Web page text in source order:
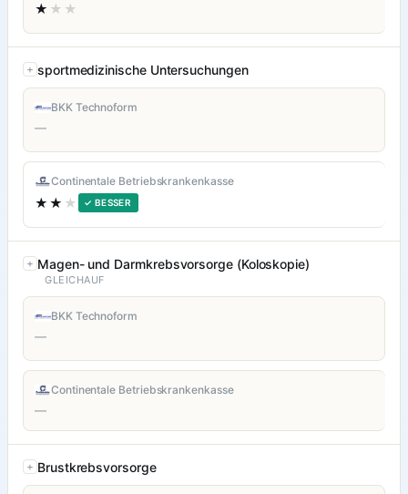
★ ★★
sportmedizinische Untersuchungen
BKK Technoform
—
Continentale Betriebskrankenkasse
★★ ★ ✓ BESSER
Magen- und Darmkrebsvorsorge (Koloskopie)
GLEICHAUF
BKK Technoform
—
Continentale Betriebskrankenkasse
—
Brustkrebsvorsorge